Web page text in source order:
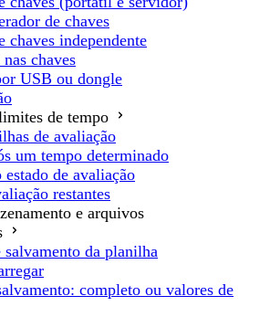
de chaves
chaves independente
chaves
USB ou dongle
de tempo
de avaliação
um tempo determinado
de avaliação
restantes
e arquivos
salvamento da planilha
completo ou valores de